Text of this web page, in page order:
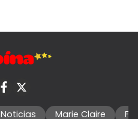
Noticias Marie Claire